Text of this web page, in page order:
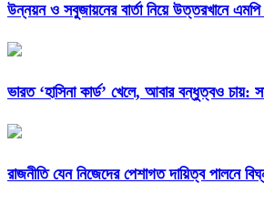
উন্নয়ন ও সবুজায়নের বার্তা নিয়ে উত্তরখানে
ভারত ‘হাসিনা কার্ড’ খেলে, আবার বন্ধুত্বও চায়:
রাজনীতি যেন নিজেদের পেশাগত দায়িত্ব পালনে